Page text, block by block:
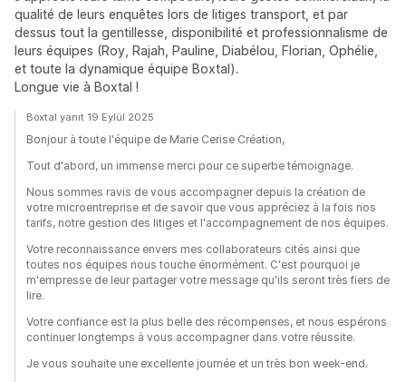
qualité de leurs enquêtes lors de litiges transport, et par
dessus tout la gentillesse, disponibilité et professionnalisme de
leurs équipes (Roy, Rajah, Pauline, Diabélou, Florian, Ophélie,
et toute la dynamique équipe Boxtal).
Longue vie à Boxtal !
Boxtal yanıt 19 Eylül 2025
Bonjour à toute l'équipe de Marie Cerise Création,
Tout d'abord, un immense merci pour ce superbe témoignage.
Nous sommes ravis de vous accompagner depuis la création de
votre microentreprise et de savoir que vous appréciez à la fois nos
tarifs, notre gestion des litiges et l'accompagnement de nos équipes.
Votre reconnaissance envers mes collaborateurs cités ainsi que
toutes nos équipes nous touche énormément. C'est pourquoi je
m'empresse de leur partager votre message qu'ils seront très fiers de
lire.
Votre confiance est la plus belle des récompenses, et nous espérons
continuer longtemps à vous accompagner dans votre réussite.
Je vous souhaite une excellente journée et un très bon week-end.